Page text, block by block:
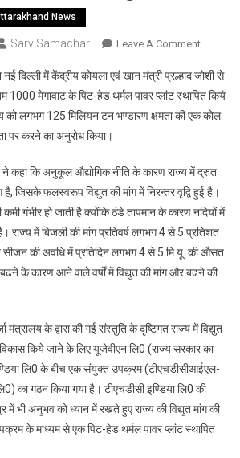
News
Sarv Samachar Leave A CommentOn
धामी
ने
की
प्रल्हाद
जोशी
से
मुलाकात
विद्युत
आपूर्ति
हुई
चर्चा
नई दिल्ली में केंद्रीय कोयला एवं खान मंत्री प्रल्हाद जोशी से
मेगावाट के पिट-हेड थर्मल पावर प्लांट स्थापित किये
को लगभग 125 मिलियन टन भण्डारण क्षमता की एक कोल
पर करने का अनुरोध किया।
ने कहा कि अनुकूल औद्योगिक नीति के कारण राज्य में द्रुत
जिसके फलस्वरूप विद्युत की मांग में निरन्तर वृद्वि हुई है।
कमी गंभीर हो जाती है क्योंकि ठंडे तापमान के कारण नदियों में
राज्य में बिजली की मांग प्रतिवर्ष लगभग 4 से 5 प्रतिशत
सीजन की अवधि में प्रतिदिन लगभग 4 से 5 मि.यू. की औसत
के कारण आने वाले वर्षों में विद्युत की मांग और बढने की
मंत्रालय के द्वारा की गई संस्तुति के दृष्टिगत राज्य में विद्युत
किये जाने के लिए यूजेवीएन लि0 (राज्य सरकार का
लि0 के बीच एक संयुक्त उपक्रम (टीएचडीसीआईएल-
का गठन किया गया है। टीएचडीसी इण्डिया लि0 की
में भी अनुभव को ध्यान में रखते हुए राज्य की विद्युत मांग की
के माध्यम से एक पिट-हेड थर्मल पावर प्लांट स्थापित